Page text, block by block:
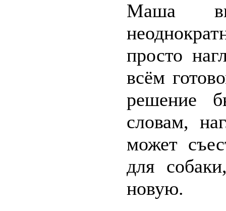
Маша
просто
всём
решение
словам,
может
для
новую.